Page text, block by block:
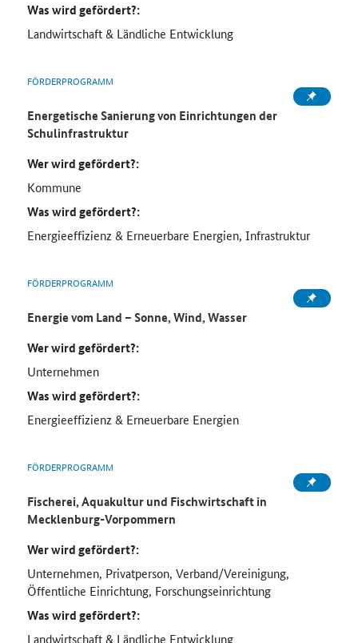
Was wird gefördert?:
Landwirtschaft & Ländliche Entwicklung
FÖRDERPROGRAMM
Energetische Sanierung von Einrichtungen der
Schulinfrastruktur
Wer wird gefördert?:
Kommune
Was wird gefördert?:
Energieeffizienz & Erneuerbare Energien, Infrastruktur
FÖRDERPROGRAMM
Energie vom Land – Sonne, Wind, Wasser
Wer wird gefördert?:
Unternehmen
Was wird gefördert?:
Energieeffizienz & Erneuerbare Energien
FÖRDERPROGRAMM
Fischerei, Aquakultur und Fischwirtschaft in
Mecklenburg-Vorpommern
Wer wird gefördert?:
Unternehmen, Privatperson, Verband/Vereinigung,
Öffentliche Einrichtung, Forschungseinrichtung
Was wird gefördert?:
Landwirtschaft & Ländliche Entwicklung